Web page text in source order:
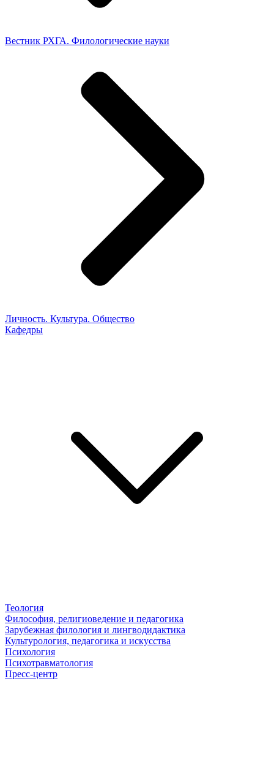
Вестник РХГА. Филологические науки
Личность. Культура. Общество
Кафедры
Теология
Философия, религиоведение и педагогика
Зарубежная филология и лингводидактика
Культурология, педагогика и искусства
Психология
Психотравматология
Пресс-центр